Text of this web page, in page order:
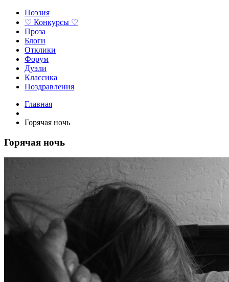
Поэзия
♡ Конкурсы ♡
Проза
Блоги
Отклики
Форум
Дуэли
Классика
Поздравления
Главная
Горячая ночь
Горячая ночь